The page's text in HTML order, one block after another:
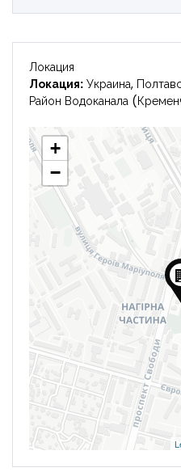
Локация
Локация: Украина,
Район Водоканала
+
−